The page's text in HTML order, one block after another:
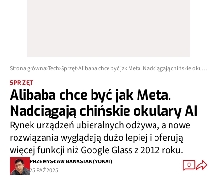
Strona główna Tech Sprzęt Alibaba chce być jak Meta. Nadciągają chińskie okulary AI
SPRZĘT
Alibaba chce być jak Meta.
Nadciągają chińskie okulary AI
Rynek urządzeń ubieralnych odżywa, a nowe
rozwiązania wyglądają dużo lepiej i oferują
więcej funkcji niż Google Glass z 2012 roku.
PRZEMYSŁAW BANASIAK (YOKAI)
25 PAŹ 2025
0